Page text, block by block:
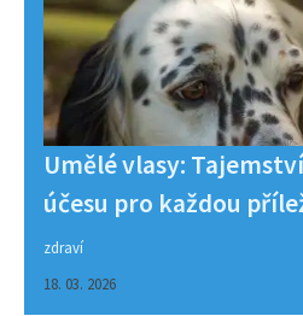
Umělé vlasy:
účesu pro každou
zdraví
18. 03. 2026